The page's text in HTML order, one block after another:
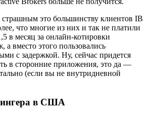
это большинству клиентов IB
что многие из них и так не платили
в месяц за онлайн-котировки
а вместо этого пользовались
с задержкой. Ну, сейчас придется
в сторонние приложения, это да —
(если вы не внутридневной
в США